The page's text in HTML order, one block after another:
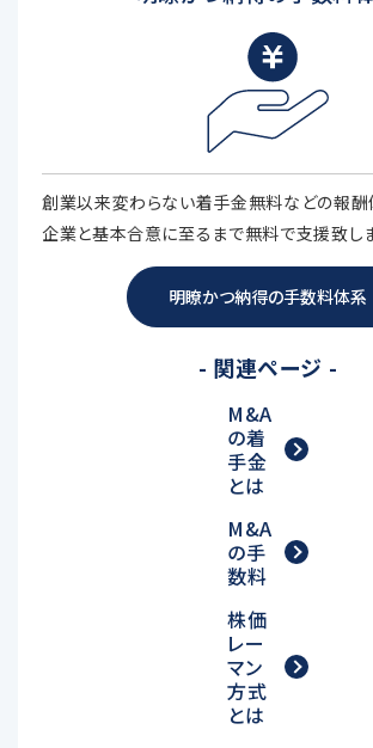
創業以来変わらない着手金無料などの報酬
企業と基本合意に至るまで無料で支援致しま
明瞭かつ納得の手数料体系
- 関連ページ -
M&A
の着
手金
とは
M&A
の手
数料
株価
レー
マン
方式
とは